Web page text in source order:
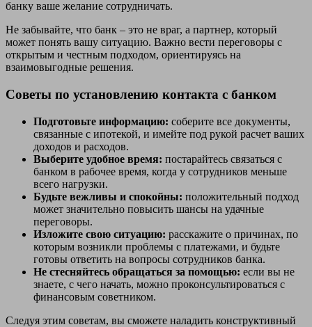
банку ваше желание сотрудничать.
Не забывайте, что банк – это не враг, а партнер, который
может понять вашу ситуацию. Важно вести переговоры с
открытым и честным подходом, ориентируясь на
взаимовыгодные решения.
Советы по установлению контакта с банком
Подготовьте информацию: соберите все документы,
связанные с ипотекой, и имейте под рукой расчет ваших
доходов и расходов.
Выберите удобное время: постарайтесь связаться с
банком в рабочее время, когда у сотрудников меньше
всего нагрузки.
Будьте вежливы и спокойны: положительный подход
может значительно повысить шансы на удачные
переговоры.
Изложите свою ситуацию: расскажите о причинах, по
которым возникли проблемы с платежами, и будьте
готовы ответить на вопросы сотрудников банка.
Не стесняйтесь обращаться за помощью: если вы не
знаете, с чего начать, можно проконсультироваться с
финансовым советником.
Следуя этим советам, вы сможете наладить конструктивный